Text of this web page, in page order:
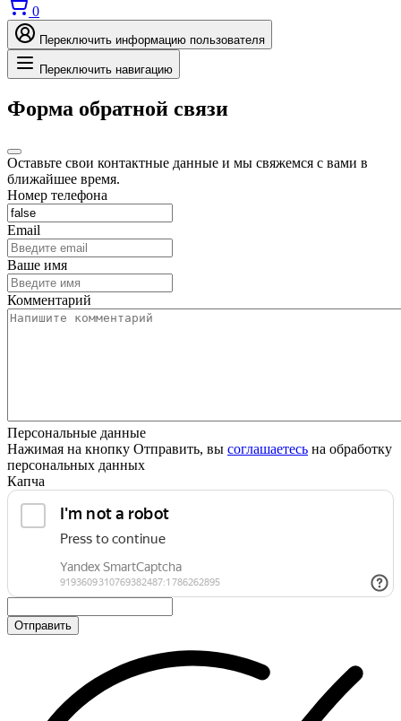
0
Переключить информацию пользователя
Переключить навигацию
Форма обратной связи
Оставьте свои контактные данные и мы свяжемся с вами в
ближайшее время.
Номер телефона
Email
Ваше имя
Комментарий
Персональные данные
Нажимая на кнопку Отправить, вы соглашаетесь на обработку
персональных данных
Капча
Отправить